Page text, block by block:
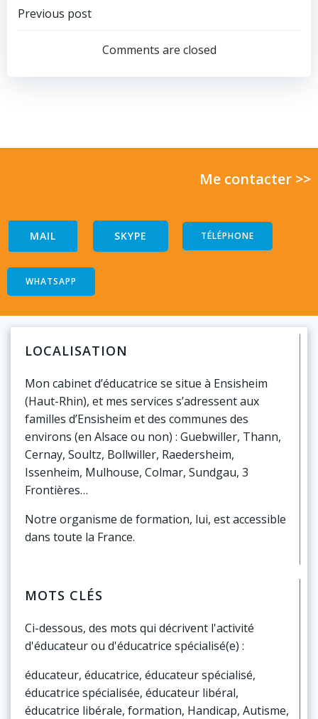
Post
navigation
Previous post
Comments are closed
Me contacter >>
MAIL SKYPE TÉLÉPHONE
WHATSAPP
LOCALISATION
Mon cabinet d’éducatrice se situe à Ensisheim
(Haut-Rhin), et mes services s’adressent aux
familles d’Ensisheim et des communes des
environs (en Alsace ou non) : Guebwiller, Thann,
Cernay, Soultz, Bollwiller, Raedersheim,
Issenheim, Mulhouse, Colmar, Sundgau, 3
Frontières…
Notre organisme de formation, lui, est accessible
dans toute la France.
MOTS CLÉS
Ci-dessous, des mots qui décrivent l'activité
d'éducateur ou d'éducatrice spécialisé(e) :
éducateur, éducatrice, éducateur spécialisé,
éducatrice spécialisée, éducateur libéral,
éducatrice libérale, formation, Handicap, Autisme,